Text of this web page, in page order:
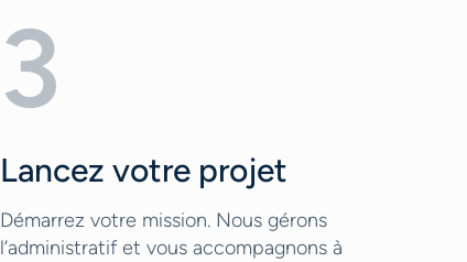
3
Lancez votre projet
Démarrez votre mission. Nous gérons
l’administratif et vous accompagnons à